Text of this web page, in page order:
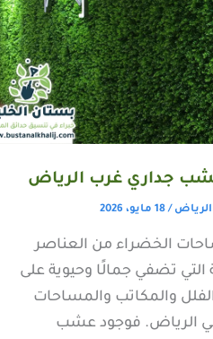
جداري غرب الرياض
/18 مايو، 2026
الخضراء من العناصر
التي تضفي جمالًا وحيوية على
والمكاتب والمساحات
في الرياض. فوجود عشب